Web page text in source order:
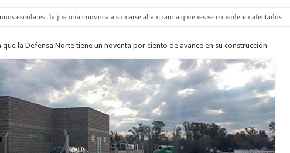
escolares: la justicia convoca a sumarse al amparo a quienes se consideren afectados
en tu Barrio” para agostocon sus días y horarios
la Defensa Norte tiene un noventa por ciento de avance en su construcción